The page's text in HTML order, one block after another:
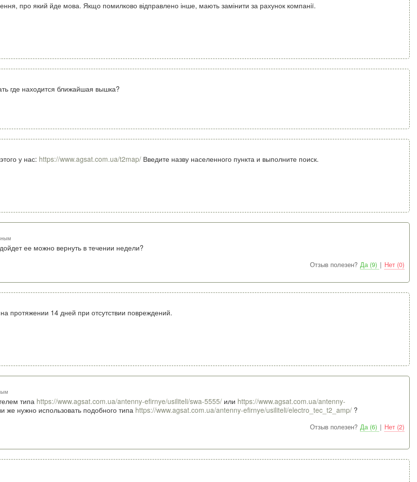
про який йде мова. Якщо помилково відправлено інше, мають замінити за рахунок компанії.
где находится ближайшая вышка?
у нас: https://www.agsat.com.ua/t2map/Введите назву населенного пункта и выполните поиск.
ее можно вернуть в течении недели?
Отзыв полезен? Да (9) | Нет (0)
протяжении 14 дней при отсутствии повреждений.
типа https://www.agsat.com.ua/antenny-efirnye/usiliteli/swa-5555/ или https://www.agsat.com.ua/antenny-
же нужно использовать подобного типа https://www.agsat.com.ua/antenny-efirnye/usiliteli/electro_tec_t2_amp/ ?
Отзыв полезен? Да (6) | Нет (2)